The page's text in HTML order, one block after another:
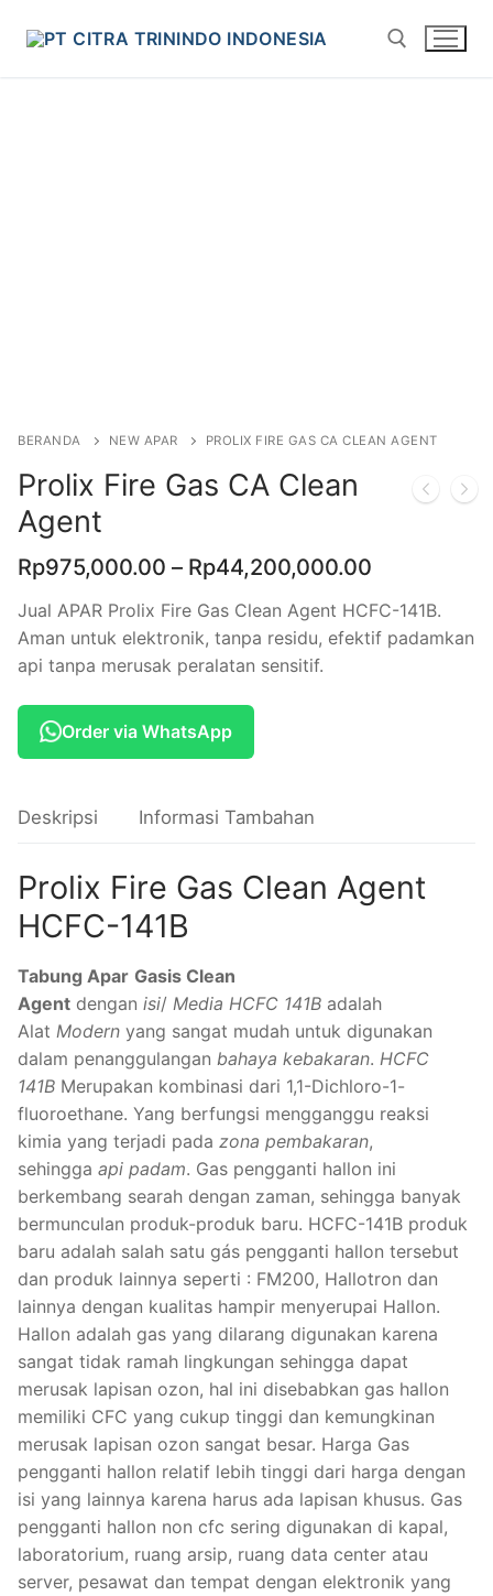
BERANDA NEW APAR PROLIX FIRE GAS CA CLEAN AGENT
Prolix Fire Gas CA Clean
Agent
Rp975,000.00 – Rp44,200,000.00
Jual APAR Prolix Fire Gas Clean Agent HCFC-141B.
Aman untuk elektronik, tanpa residu, efektif padamkan
api tanpa merusak peralatan sensitif.
Order via WhatsApp
Deskripsi Informasi Tambahan
Prolix Fire Gas Clean Agent
HCFC-141B
Tabung Apar Gasis Clean
Agent dengan isi/ Media HCFC 141B adalah
Alat Modern yang sangat mudah untuk digunakan
dalam penanggulangan bahaya kebakaran. HCFC
141B Merupakan kombinasi dari 1,1-Dichloro-1-
fluoroethane. Yang berfungsi mengganggu reaksi
kimia yang terjadi pada zona pembakaran,
sehingga api padam. Gas pengganti hallon ini
berkembang searah dengan zaman, sehingga banyak
bermunculan produk-produk baru. HCFC-141B produk
baru adalah salah satu gás pengganti hallon tersebut
dan produk lainnya seperti : FM200, Hallotron dan
lainnya dengan kualitas hampir menyerupai Hallon.
Hallon adalah gas yang dilarang digunakan karena
sangat tidak ramah lingkungan sehingga dapat
merusak lapisan ozon, hal ini disebabkan gas hallon
memiliki CFC yang cukup tinggi dan kemungkinan
merusak lapisan ozon sangat besar. Harga Gas
pengganti hallon relatif lebih tinggi dari harga dengan
isi yang lainnya karena harus ada lapisan khusus. Gas
pengganti hallon non cfc sering digunakan di kapal,
laboratorium, ruang arsip, ruang data center atau
server, pesawat dan tempat dengan elektronik yang